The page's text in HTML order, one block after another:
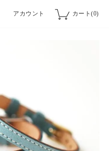
アカウント カート(0)